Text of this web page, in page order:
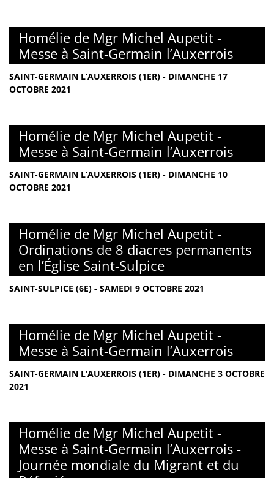
Homélie de Mgr Michel Aupetit -
Messe à Saint-Germain l’Auxerrois
SAINT-GERMAIN L’AUXERROIS (1ER) - DIMANCHE 17
OCTOBRE 2021
Homélie de Mgr Michel Aupetit -
Messe à Saint-Germain l’Auxerrois
SAINT-GERMAIN L’AUXERROIS (1ER) - DIMANCHE 10
OCTOBRE 2021
Homélie de Mgr Michel Aupetit -
Ordinations de 8 diacres permanents
en l’Église Saint-Sulpice
SAINT-SULPICE (6E) - SAMEDI 9 OCTOBRE 2021
Homélie de Mgr Michel Aupetit -
Messe à Saint-Germain l’Auxerrois
SAINT-GERMAIN L’AUXERROIS (1ER) - DIMANCHE 3 OCTOBRE
2021
Homélie de Mgr Michel Aupetit -
Messe à Saint-Germain l’Auxerrois -
Journée mondiale du Migrant et du